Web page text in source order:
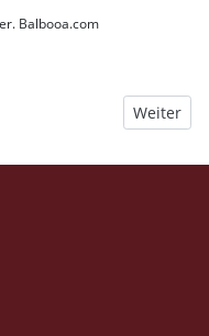
Balbooa.com
Nächster
Weiter